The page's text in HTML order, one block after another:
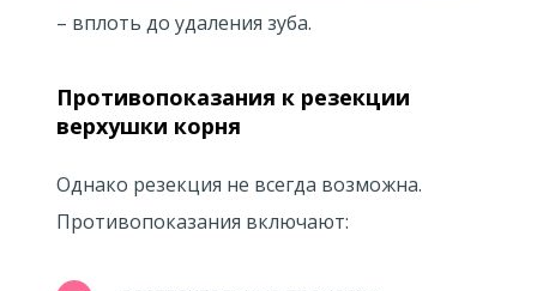
– вплоть до удаления зуба.
Противопоказания к резекции
верхушки корня
Однако резекция не всегда возможна.
Противопоказания включают: